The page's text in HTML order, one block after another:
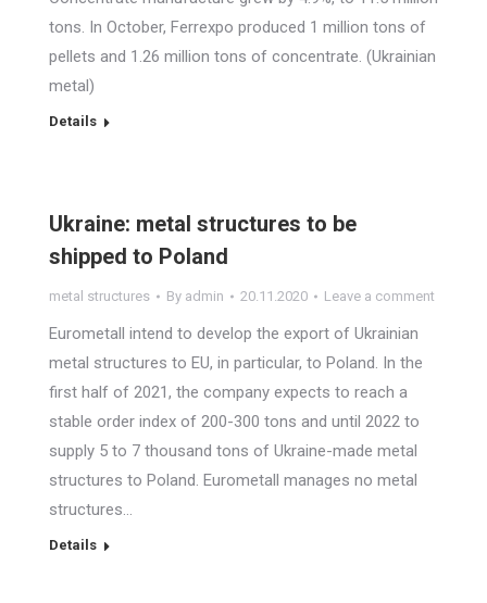
tons. In October, Ferrexpo produced 1 million tons of
pellets and 1.26 million tons of concentrate. (Ukrainian
metal)
Details
Ukraine: metal structures to be
shipped to Poland
metal structures By admin 20.11.2020 Leave a comment
Eurometall intend to develop the export of Ukrainian
metal structures to EU, in particular, to Poland. In the
first half of 2021, the company expects to reach a
stable order index of 200-300 tons and until 2022 to
supply 5 to 7 thousand tons of Ukraine-made metal
structures to Poland. Eurometall manages no metal
structures…
Details